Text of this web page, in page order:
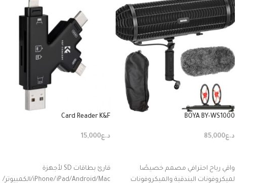
BOYA BY-WS1000
د.ع85,000
واقي رياح احترافي مصمم خصيصًا
لميكروفونات البندقية والميكروفونات
Card Reader K&F
د.ع15,000
قارئ بطاقات SD لأجهزة
iPhone/iPad/Android/Mac/الكمبيوتر/